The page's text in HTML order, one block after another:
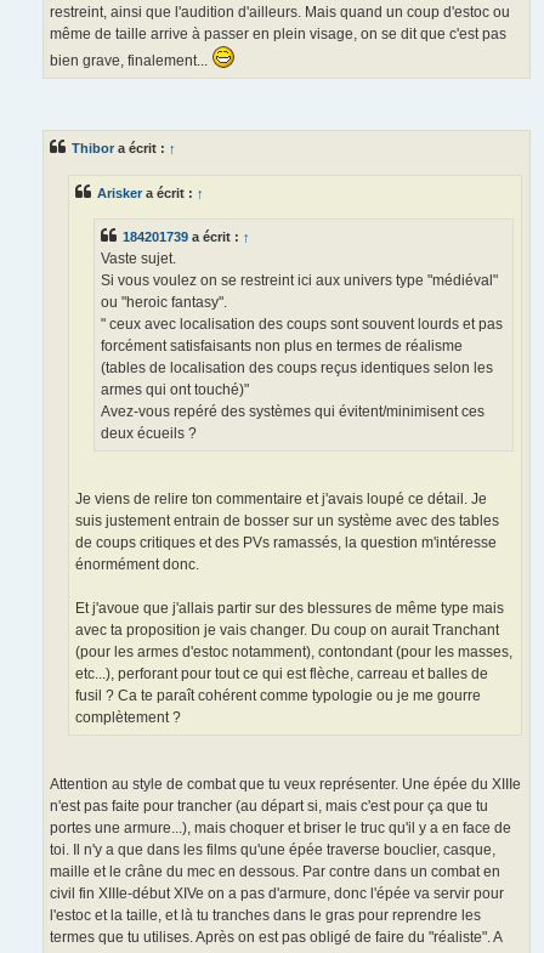
restreint, ainsi que l'audition d'ailleurs. Mais quand un coup d'estoc ou
même de taille arrive à passer en plein visage, on se dit que c'est pas
bien grave, finalement...
Thibor a écrit : ↑
Ariskera écrit : ↑
184201739 a écrit : ↑
Vaste sujet.
Si vous voulez on se restreint ici aux univers type "médiéval"
ou "heroic fantasy".
" ceux avec localisation des coups sont souvent lourds et pas
forcément satisfaisants non plus en termes de réalisme
(tables de localisation des coups reçus identiques selon les
armes qui ont touché)"
Avez-vous repéré des systèmes qui évitent/minimisent ces
deux écueils ?
Je viens de relire ton commentaire et j'avais loupé ce détail. Je
suis justement entrain de bosser sur un système avec des tables
de coups critiques et des PVs ramassés, la question m'intéresse
énormément donc.
Et j'avoue que j'allais partir sur des blessures de même type mais
avec ta proposition je vais changer. Du coup on aurait Tranchant
(pour les armes d'estoc notamment), contondant (pour les masses,
etc...), perforant pour tout ce qui est flèche, carreau et balles de
fusil ? Ca te paraît cohérent comme typologie ou je me gourre
complètement ?
Attention au style de combat que tu veux représenter. Une épée du XIIIe
n'est pas faite pour trancher (au départ si, mais c'est pour ça que tu
portes une armure...), mais choquer et briser le truc qu'il y a en face de
toi. Il n'y a que dans les films qu'une épée traverse bouclier, casque,
maille et le crâne du mec en dessous. Par contre dans un combat en
civil fin XIIIe-début XIVe on a pas d'armure, donc l'épée va servir pour
l'estoc et la taille, et là tu tranches dans le gras pour reprendre les
termes que tu utilises. Après on est pas obligé de faire du "réaliste". A